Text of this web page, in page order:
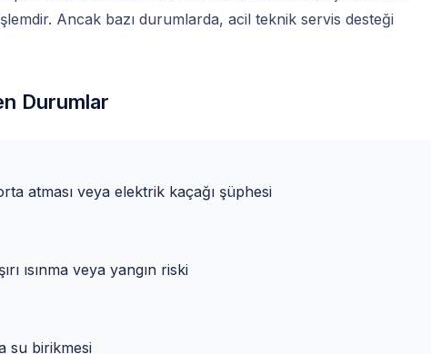
Ancak bazı durumlarda, acil teknik servis desteği
Durumlar
atması veya elektrik kaçağı şüphesi
ısınma veya yangın riski
su birikmesi